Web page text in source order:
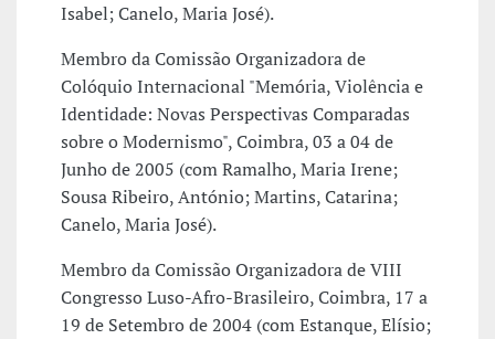
Isabel; Canelo, Maria José).
Membro da Comissão Organizadora de
Colóquio Internacional "Memória, Violência e
Identidade: Novas Perspectivas Comparadas
sobre o Modernismo", Coimbra, 03 a 04 de
Junho de 2005 (com Ramalho, Maria Irene;
Sousa Ribeiro, António; Martins, Catarina;
Canelo, Maria José).
Membro da Comissão Organizadora de VIII
Congresso Luso-Afro-Brasileiro, Coimbra, 17 a
19 de Setembro de 2004 (com Estanque, Elísio;